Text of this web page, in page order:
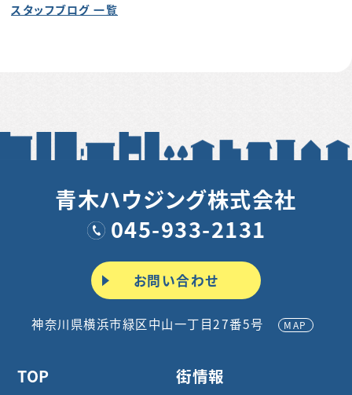
スタッフブログ 一覧
青木ハウジング株式会社
045-933-2131
お問い合わせ
神奈川県横浜市緑区中山一丁目27番5号 MAP
TOP 街情報